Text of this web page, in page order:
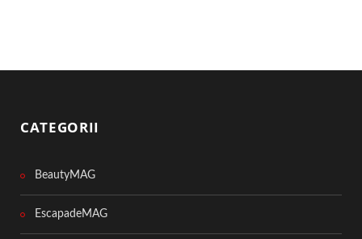
CATEGORII
BeautyMAG
EscapadeMAG